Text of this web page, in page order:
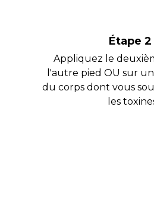
Étape 2
Appliquez le
l'autre pied OU sur
du corps dont vous
les